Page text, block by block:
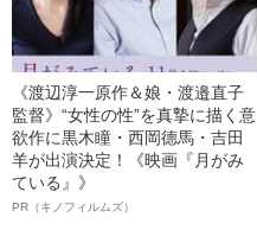
《渡辺淳一原作＆娘・渡邉直子
監督》“女性の性”を真摯に描く意
欲作に黒木瞳・西岡德馬・吉田
羊が出演決定！《映画『月がみ
ている』》
PR（キノフィルムズ）